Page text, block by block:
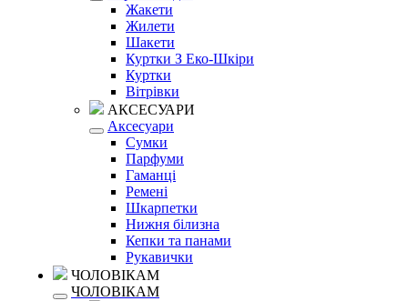
Жакети
Жилети
Шакети
Куртки З Еко-Шкіри
Куртки
Вітрівки
АКСЕСУАРИ
Аксесуари
Сумки
Парфуми
Гаманці
Ремені
Шкарпетки
Нижня білизна
Кепки та панами
Рукавички
ЧОЛОВІКАМ
ЧОЛОВІКАМ